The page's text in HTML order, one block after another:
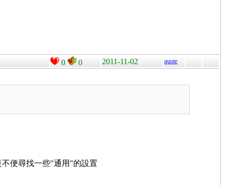
0 0 2011-11-02 quote
便尋找一些"通用"的設置